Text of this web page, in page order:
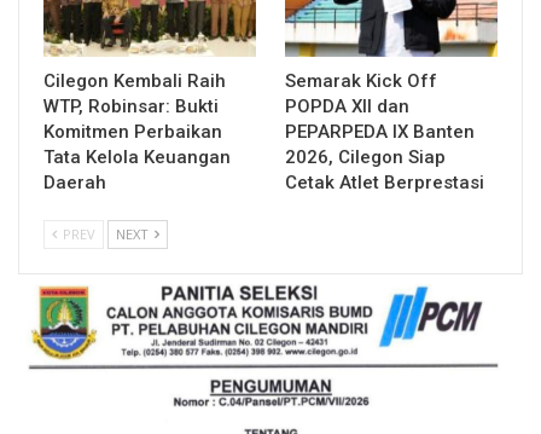
Cilegon Kembali Raih
WTP, Robinsar: Bukti
Komitmen Perbaikan
Tata Kelola Keuangan
Daerah
Semarak Kick Off
POPDA XII dan
PEPARPEDA IX Banten
2026, Cilegon Siap
Cetak Atlet Berprestasi
PREV NEXT